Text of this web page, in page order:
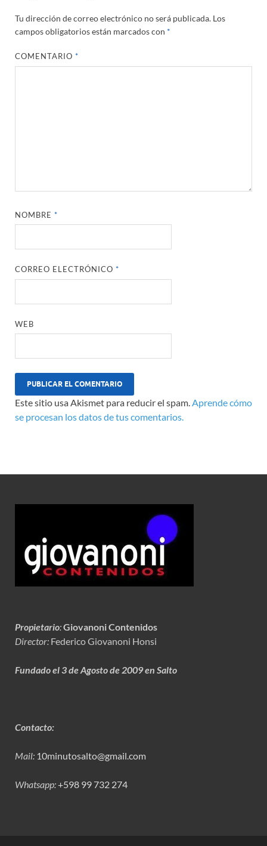
Tu dirección de correo electrónico no será publicada. Los
campos obligatorios están marcados con *
COMENTARIO*
NOMBRE*
CORREO ELECTRÓNICO*
WEB
Este sitio usa Akismet para reducir el spam.Aprende cómo
se procesan los datos de tus comentarios.
Propietario:Giovanoni Contenidos
Director: Federico Giovanoni Honsi
Fundado el 3 de Agosto de 2009 en Salto
Contacto:
Mail: 10minutosalto@gmail.com
Whatsapp:+598 99 732 274